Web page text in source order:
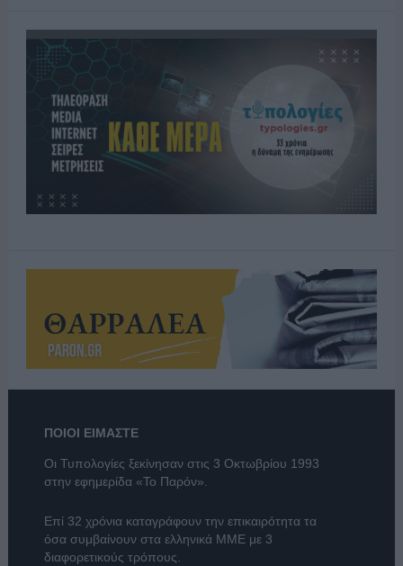
ΠΟΙΟΙ ΕΙΜΑΣΤΕ
Οι Τυπολογίες ξεκίνησαν στις 3 Οκτωβρίου 1993
στην εφημερίδα «Το Παρόν».
Επί 32 χρόνια καταγράφουν την επικαιρότητα τα
όσα συμβαίνουν στα ελληνικά ΜΜΕ με 3
διαφορετικούς τρόπους.